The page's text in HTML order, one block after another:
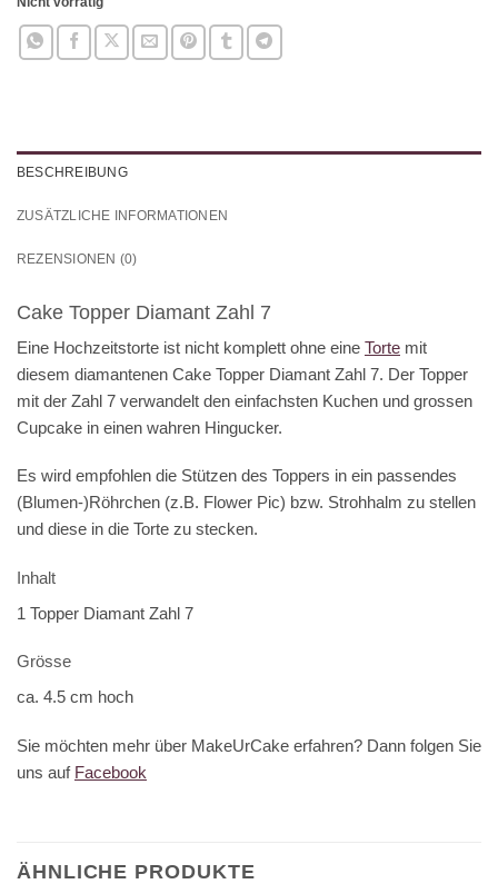
BESCHREIBUNG
ZUSÄTZLICHE INFORMATIONEN
REZENSIONEN (0)
Cake Topper Diamant Zahl 7
Eine Hochzeitstorte ist nicht komplett ohne eine Torte mit
diesem diamantenen Cake Topper Diamant Zahl 7. Der Topper
mit der Zahl 7 verwandelt den einfachsten Kuchen und grossen
Cupcake in einen wahren Hingucker.
Es wird empfohlen die Stützen des Toppers in ein passendes
(Blumen-)Röhrchen (z.B. Flower Pic) bzw. Strohhalm zu stellen
und diese in die Torte zu stecken.
Inhalt
1 Topper Diamant Zahl 7
Grösse
ca. 4.5 cm hoch
Sie möchten mehr über MakeUrCake erfahren? Dann folgen Sie
uns auf Facebook
ÄHNLICHE PRODUKTE